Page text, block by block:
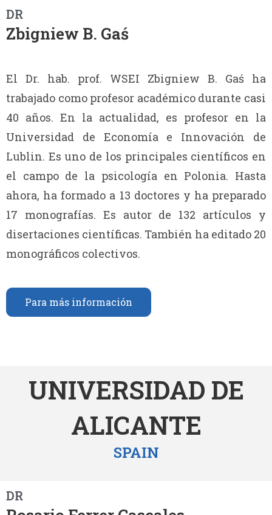
DR
Zbigniew B. Gaś
El Dr. hab. prof. WSEI Zbigniew B. Gaś ha
trabajado como profesor académico durante casi
40 años. En la actualidad, es profesor en la
Universidad de Economía e Innovación de
Lublin. Es uno de los principales científicos en
el campo de la psicología en Polonia. Hasta
ahora, ha formado a 13 doctores y ha preparado
17 monografías. Es autor de 132 artículos y
disertaciones científicas. También ha editado 20
monográficos colectivos.
Para más información
UNIVERSIDAD DE
ALICANTE
SPAIN
DR